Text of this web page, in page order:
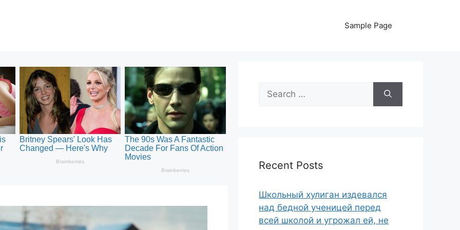
Sample Page
Search
for:
Recent Posts
Школьный хулиган издевался
над бедной ученицей перед
всей школой и угрожал ей, не